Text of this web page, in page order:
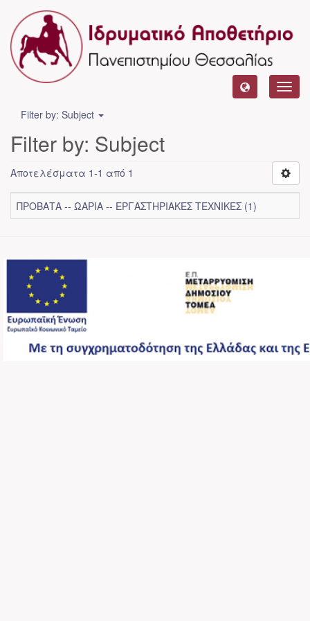
Filter by: Subject
Filter by: Subject
Αποτελέσματα 1-1 από 1
ΠΡΟΒΑΤΑ -- ΩΑΡΙΑ -- ΕΡΓΑΣΤΗΡΙΑΚΕΣ ΤΕΧΝΙΚΕΣ (1)